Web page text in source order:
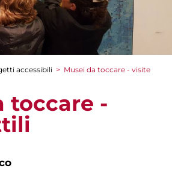
accessibili > Musei da toccare - visite
toccare -